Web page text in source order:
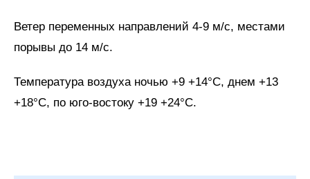
Ветер переменных направлений 4-9 м/с, местами
порывы до 14 м/с.
Температура воздуха ночью +9 +14°С, днем +13
+18°С, по юго-востоку +19 +24°С.